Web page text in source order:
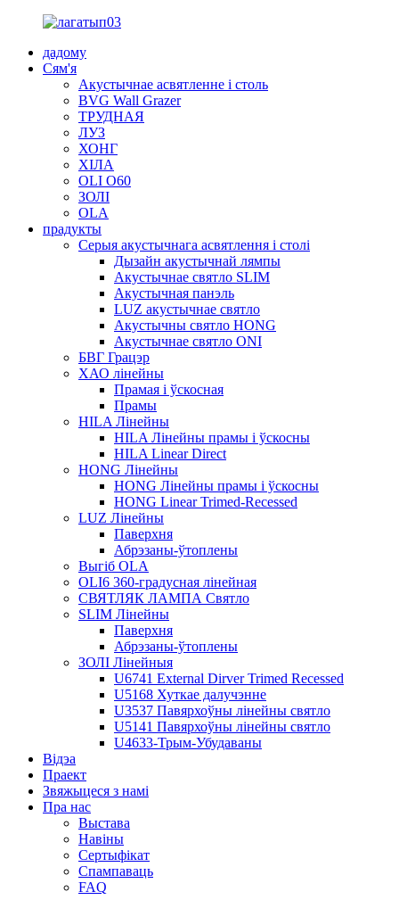
дадому
Сям'я
Акустычнае асвятленне і столь
BVG Wall Grazer
ТРУДНАЯ
ЛУЗ
ХОНГ
ХІЛА
OLI O60
ЗОЛІ
OLA
прадукты
Серыя акустычнага асвятлення і столі
Дызайн акустычнай лямпы
Акустычнае святло SLIM
Акустычная панэль
LUZ акустычнае святло
Акустычны святло HONG
Акустычнае святло ONI
БВГ Грацэр
ХАО лінейны
Прамая і ўскосная
Прамы
HILA Лінейны
HILA Лінейны прамы і ўскосны
HILA Linear Direct
HONG Лінейны
HONG Лінейны прамы і ўскосны
HONG Linear Trimed-Recessed
LUZ Лінейны
Паверхня
Абрэзаны-ўтоплены
Выгіб OLA
OLI6 360-градусная лінейная
СВЯТЛЯК ЛАМПА Святло
SLIM Лінейны
Паверхня
Абрэзаны-ўтоплены
ЗОЛІ Лінейныя
U6741 External Dirver Trimed Recessed
U5168 Хуткае далучэнне
U3537 Павярхоўны лінейны святло
U5141 Павярхоўны лінейны святло
U4633-Трым-Убудаваны
Відэа
Праект
Звяжыцеся з намі
Пра нас
Выстава
Навіны
Сертыфікат
Спампаваць
FAQ